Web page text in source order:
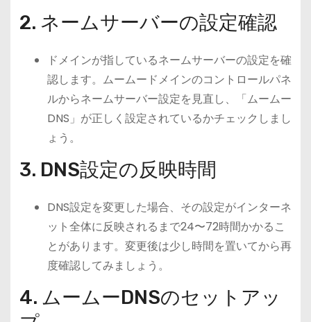
2. ネームサーバーの設定確認
ドメインが指しているネームサーバーの設定を確
認します。ムームードメインのコントロールパネ
ルからネームサーバー設定を見直し、「ムームー
DNS」が正しく設定されているかチェックしまし
ょう。
3. DNS設定の反映時間
DNS設定を変更した場合、その設定がインターネ
ット全体に反映されるまで24〜72時間かかるこ
とがあります。変更後は少し時間を置いてから再
度確認してみましょう。
4. ムームーDNSのセットアッ